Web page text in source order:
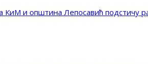
КиМ и општина Лепосавић подстичу